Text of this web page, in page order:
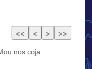
nos coja